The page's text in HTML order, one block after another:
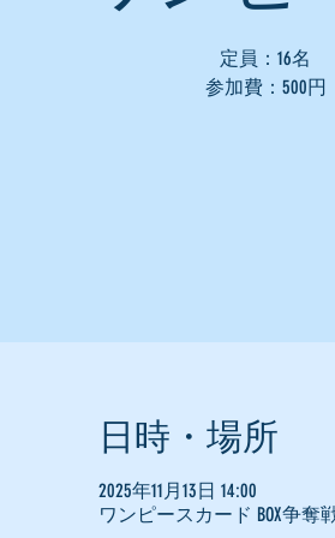
定員：16名
参加費：500円
日時・場所
2025年11月13日 14:00
ワンピースカード BOX争奪